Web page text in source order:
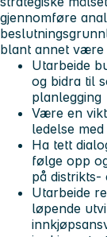
gjennomføre
blant annet være
Utarbeide
og bidra til
planlegging
Være en
ledelse
Ha tett
følge opp
på distrikts-
Utarbeide
løpende